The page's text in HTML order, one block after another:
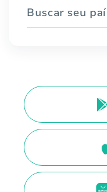
Buscar seu